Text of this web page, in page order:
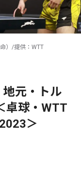
）/提供：WTT
元・トル
卓球・WTT
＞